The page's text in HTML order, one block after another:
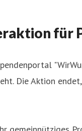
Die Aktion